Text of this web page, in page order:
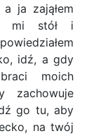
ja zająłem
mi stół i
idź, a gdy
moich
zachowuje
go tu, aby
na twój